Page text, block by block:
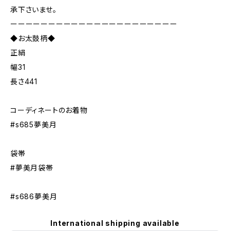
承下さいませ。
ーーーーーーーーーーーーーーーーーーーーーー
◆お太鼓柄◆
正絹
幅31
長さ441
コーディネートのお着物
#s685夢美月
袋帯
#夢美月袋帯
#s686夢美月
International shipping available